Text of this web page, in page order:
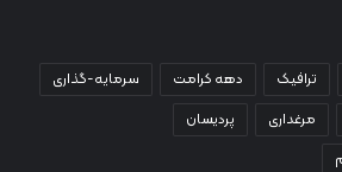
ترافیک دهه کرامت
سرمایه-گذاری
مرغداری
پردیسان